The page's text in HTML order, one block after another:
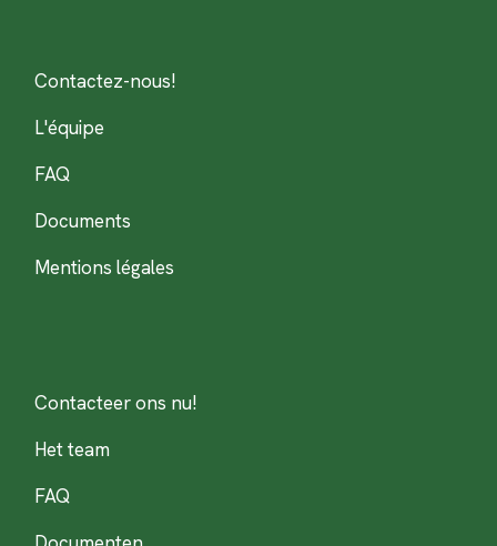
Contactez-nous!
L'équipe
FAQ
Documents
Mentions légales
Contacteer ons nu!
Het team
FAQ